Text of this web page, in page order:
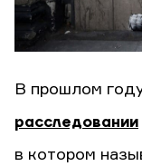
В прошлом
расследовании
в котором